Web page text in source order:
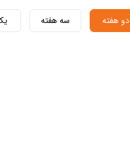
دو هفته سه هفته